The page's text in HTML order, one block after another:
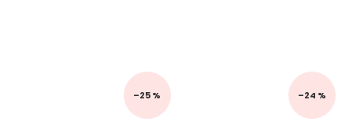
–25 % –24 %